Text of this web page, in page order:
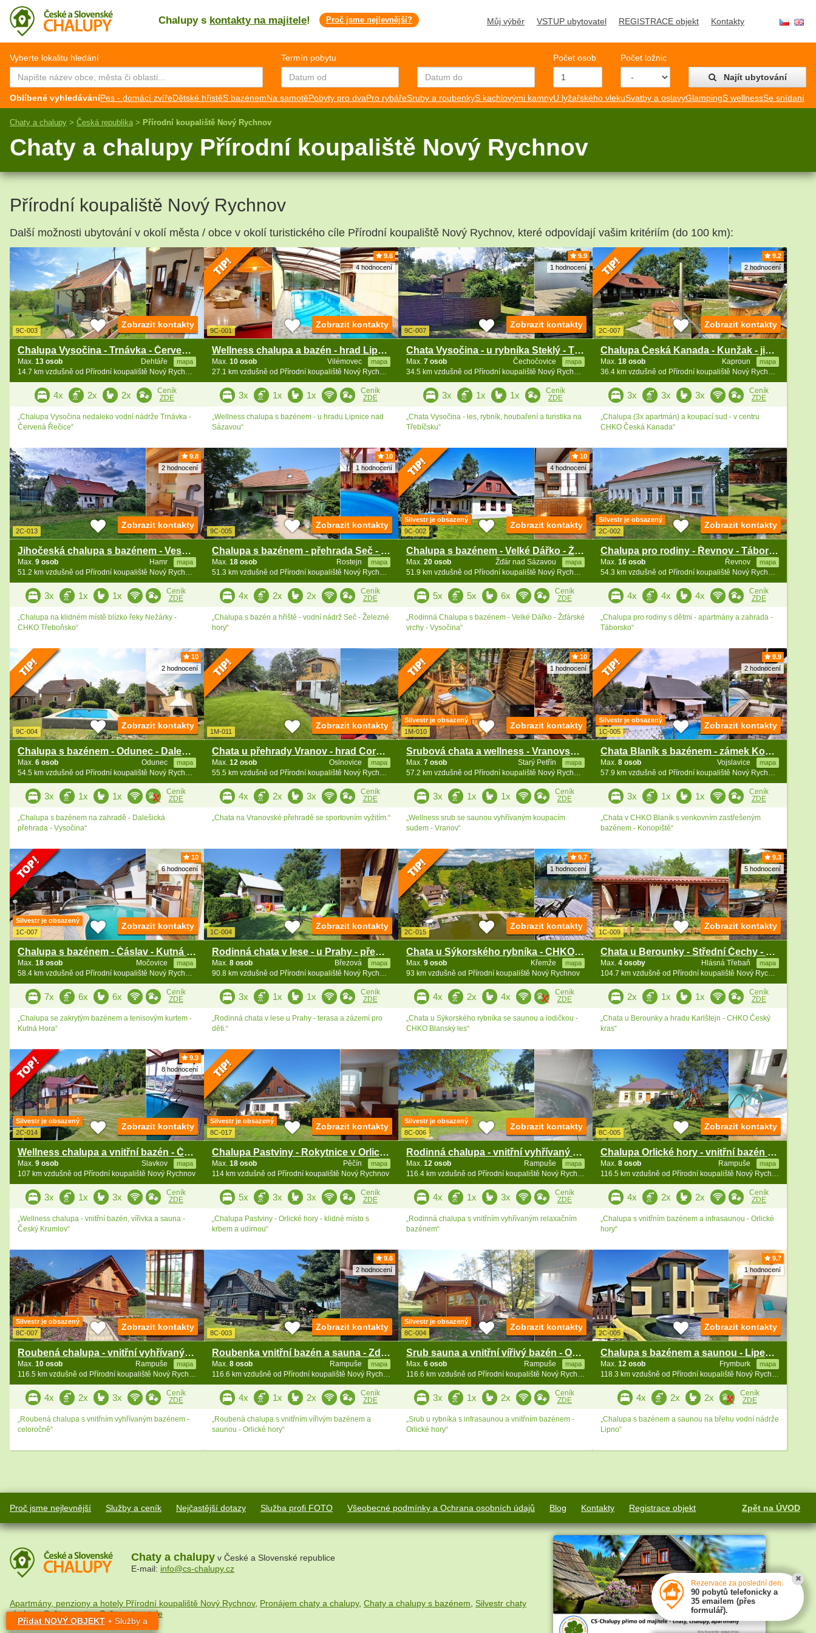
Chalupy s kontakty na majitele! Proč jsme nejlevnější? Můj výběr VSTUP ubytovatel REGISTRACE objekt Kontakty
CZ EN
Vyberte lokalitu hledání Termín pobytu Počet osob
Počet ložnic
Najít ubytování
Oblíbené vyhledáváníPes - domácí zvířeDětské hřistěS bazénemNa samotěPobyty pro dvaPro rybářeSruby a roubenkyS kachlovými kamnyU lyžařského vlekuSvatby a oslavyGlampingS wellnessSe snídaní
Chaty a chalupy > Česká republika > Přírodní koupaliště Nový Rychnov
Chaty a chalupy Přírodní koupaliště Nový Rychnov
Přírodní koupaliště Nový Rychnov
Další možnosti ubytování v okolí města / obce v okolí turistického cíle Přírodní koupaliště Nový Rychnov, které odpovídají vašim kritériím (do 100 km):
9C-003
Chalupa Vysočina - Trnávka - Červená Řečice
Dehtáře mapa
Max. 13 osob
14.7 km vzdušně od Přírodní koupaliště Nový Rychnov
Zobrazit kontakty
4x 2x 2x
Ceník
ZDE
„Chalupa Vysočina nedaleko vodní nádrže Trnávka -
Červená Řečice“
9.6
4 hodnocení
9C-001
Wellness chalupa a bazén - hrad Lipnice nad Sázavou
Vilémovec mapa
Max. 10 osob
27.1 km vzdušně od Přírodní koupaliště Nový Rychnov
Zobrazit kontakty
3x 1x 1x
Ceník
ZDE
„Wellness chalupa s bazénem - u hradu Lipnice nad
Sázavou“
9.9
1 hodnocení
9C-007
Chata Vysočina - u rybníka Steklý - Třebíč
Čechočovice mapa
Max. 7 osob
34.5 km vzdušně od Přírodní koupaliště Nový Rychnov
Zobrazit kontakty
3x 1x 1x
Ceník
ZDE
„Chata Vysočina - les, rybník, houbaření a turistika na
Třebíčsku“
9.2
2 hodnocení
2C-007
Chalupa Česká Kanada - Kunžak - jižní Čechy
Kaproun mapa
Max. 18 osob
36.4 km vzdušně od Přírodní koupaliště Nový Rychnov
Zobrazit kontakty
3x 3x 3x
Ceník
ZDE
„Chalupa (3x apartmán) a koupací sud - v centru
CHKO Česká Kanada“
9.8
2 hodnocení
2C-013
Jihočeská chalupa s bazénem - Veselí nad Lužnicí
Hamr mapa
Max. 9 osob
51.2 km vzdušně od Přírodní koupaliště Nový Rychnov
Zobrazit kontakty
3x 1x 1x
Ceník
ZDE
„Chalupa na klidném místě blízko řeky Nežárky -
CHKO Třeboňsko“
10
1 hodnocení
9C-005
Chalupa s bazénem - přehrada Seč - Železné hory
Rostejn mapa
Max. 18 osob
51.3 km vzdušně od Přírodní koupaliště Nový Rychnov
Zobrazit kontakty
4x 2x 2x
Ceník
ZDE
„Chalupa s bazén a hřiště - vodní nádrž Seč - Železné
hory“
10
4 hodnocení
Silvestr je obsazený
9C-002
Chalupa s bazénem - Velké Dářko - Žďárské vrchy
Žďár nad Sázavou mapa
Max. 20 osob
51.9 km vzdušně od Přírodní koupaliště Nový Rychnov
Zobrazit kontakty
5x 5x 6x
Ceník
ZDE
„Rodinná Chalupa s bazénem - Velké Dářko - Žďárské
vrchy - Vysočina“
Silvestr je obsazený
2C-002
Chalupa pro rodiny - Řevnov - Táborsko
Řevnov mapa
Max. 16 osob
54.3 km vzdušně od Přírodní koupaliště Nový Rychnov
Zobrazit kontakty
4x 4x 4x
Ceník
ZDE
„Chalupa pro rodiny s dětmi - apartmány a zahrada -
Táborsko“
10
2 hodnocení
9C-004
Chalupa s bazénem - Odunec - Dalešice - Vysočina
Odunec mapa
Max. 6 osob
54.5 km vzdušně od Přírodní koupaliště Nový Rychnov
Zobrazit kontakty
3x 1x 1x
Ceník
ZDE
„Chalupa s bazénem na zahradě - Dalešická
přehrada - Vysočina“
1M-011
Chata u přehrady Vranov - hrad Cornštejn a Bítov
Oslnovice mapa
Max. 12 osob
55.5 km vzdušně od Přírodní koupaliště Nový Rychnov
Zobrazit kontakty
4x 2x 3x
Ceník
ZDE
„Chata na Vranovské přehradě se sportovním vyžitím.“
10
1 hodnocení
Silvestr je obsazený
1M-010
Srubová chata a wellness - Vranovská přehrada
Starý Petřín mapa
Max. 7 osob
57.2 km vzdušně od Přírodní koupaliště Nový Rychnov
Zobrazit kontakty
3x 1x 1x
Ceník
ZDE
„Wellness srub se saunou vyhřívaným koupacím
sudem - Vranov“
9.9
2 hodnocení
Silvestr je obsazený
1C-005
Chata Blaník s bazénem - zámek Konopiště
Vojslavice mapa
Max. 8 osob
57.9 km vzdušně od Přírodní koupaliště Nový Rychnov
Zobrazit kontakty
3x 1x 1x
Ceník
ZDE
„Chata v CHKO Blaník s venkovním zastřešeným
bazénem - Konopiště“
10
6 hodnocení
Silvestr je obsazený
1C-007
Chalupa s bazénem - Čáslav - Kutná Hora
Močovice mapa
Max. 18 osob
58.4 km vzdušně od Přírodní koupaliště Nový Rychnov
Zobrazit kontakty
7x 6x 6x
Ceník
ZDE
„Chalupa se zakrytým bazénem a tenisovým kurtem -
Kutná Hora“
1C-004
Rodinná chata v lese - u Prahy - přehrada Vrané
Březová mapa
Max. 8 osob
90.8 km vzdušně od Přírodní koupaliště Nový Rychnov
Zobrazit kontakty
3x 1x 1x
Ceník
ZDE
„Rodinná chata v lese u Prahy - terasa a zázemí pro
děti.“
9.7
1 hodnocení
2C-015
Chata u Sýkorského rybníka - CHKO Blanský les
Křemže mapa
Max. 9 osob
93 km vzdušně od Přírodní koupaliště Nový Rychnov
Zobrazit kontakty
4x 2x 4x
Ceník
ZDE
„Chata u Sýkorského rybníka se saunou a lodičkou -
CHKO Blanský les“
9.3
5 hodnocení
1C-009
Chata u Berounky - Střední Čechy - Karlštejn
Hlásná Třebaň mapa
Max. 4 osoby
104.7 km vzdušně od Přírodní koupaliště Nový Rychnov
Zobrazit kontakty
2x 1x 1x
Ceník
ZDE
„Chata u Berounky a hradu Karlštejn - CHKO Český
kras“
9.9
8 hodnocení
Silvestr je obsazený
2C-014
Wellness chalupa a vnitřní bazén - Český Krumlov
Slavkov mapa
Max. 9 osob
107 km vzdušně od Přírodní koupaliště Nový Rychnov
Zobrazit kontakty
3x 1x 3x
Ceník
ZDE
„Wellness chalupa - vnitřní bazén, vířivka a sauna -
Český Krumlov“
Silvestr je obsazený
8C-017
Chalupa Pastviny - Rokytnice v Orlických horách
Pěčín mapa
Max. 18 osob
114 km vzdušně od Přírodní koupaliště Nový Rychnov
Zobrazit kontakty
5x 3x 3x
Ceník
ZDE
„Chalupa Pastviny - Orlické hory - klidné místo s
krbem a udírnou“
Silvestr je obsazený
8C-006
Rodinná chalupa - vnitřní vyhřívaný bazén - Zdobnice
Rampuše mapa
Max. 12 osob
116.4 km vzdušně od Přírodní koupaliště Nový Rychnov
Zobrazit kontakty
4x 1x 3x
Ceník
ZDE
„Rodinná chalupa s vnitřním vyhřívaným relaxačním
bazénem“
8C-005
Chalupa Orlické hory - vnitřní bazén - Zdobnice
Rampuše mapa
Max. 8 osob
116.5 km vzdušně od Přírodní koupaliště Nový Rychnov
Zobrazit kontakty
4x 2x 2x
Ceník
ZDE
„Chalupa s vnitřním bazénem a infrasaunou - Orlické
hory“
Silvestr je obsazený
8C-007
Roubená chalupa - vnitřní vyhřívaný bazén - Zdobnice
Rampuše mapa
Max. 10 osob
116.5 km vzdušně od Přírodní koupaliště Nový Rychnov
Zobrazit kontakty
4x 2x 3x
Ceník
ZDE
„Roubená chalupa s vnitřním vyhřívaným bazénem -
celoročně“
9.6
2 hodnocení
8C-003
Roubenka vnitřní bazén a sauna - Zdobnice
Rampuše mapa
Max. 8 osob
116.6 km vzdušně od Přírodní koupaliště Nový Rychnov
Zobrazit kontakty
4x 1x 2x
Ceník
ZDE
„Roubená chalupa s vnitřním vířivým bazénem a
saunou - Orlické hory“
Silvestr je obsazený
8C-004
Srub sauna a vnitřní vířivý bazén - Orlické hory
Rampuše mapa
Max. 6 osob
116.6 km vzdušně od Přírodní koupaliště Nový Rychnov
Zobrazit kontakty
3x 1x 2x
Ceník
ZDE
„Srub u rybníka s infrasaunou a vnitřním bazénem -
Orlické hory“
9.7
1 hodnocení
2C-005
Chalupa s bazénem a saunou - Lipenská přehrada
Frymburk mapa
Max. 12 osob
118.3 km vzdušně od Přírodní koupaliště Nový Rychnov
Zobrazit kontakty
4x 2x 2x
Ceník
ZDE
„Chalupa s bazénem a saunou na břehu vodní nádrže
Lipno“
Proč jsme nejlevnější Služby a ceník Nejčastější dotazy Služba profi FOTO Všeobecné podmínky a Ochrana osobních údajů Blog Kontakty Registrace objekt Zpět na ÚVOD
Chaty a chalupy v České a Slovenské republice
E-mail: info@cs-chalupy.cz
Apartmány, penziony a hotely Přírodní koupaliště Nový Rychnov, Pronájem chaty a chalupy, Chaty a chalupy s bazénem
Silvestr chaty
chalupy,Svět na netu,Svět cestovatele
Rezervace za poslední den:
90 pobytů telefonicky a
35 emailem (přes
formulář).
Přidat NOVÝ OBJEKT+ Služby a